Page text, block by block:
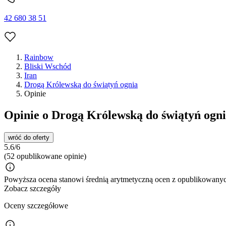
42 680 38 51
Rainbow
Bliski Wschód
Iran
Drogą Królewską do świątyń ognia
Opinie
Opinie o Drogą Królewską do świątyń
wróć do oferty
5.6/6
(52 opublikowane opinie)
Powyższa ocena stanowi średnią arytmetyczną ocen z
Zobacz szczegóły
Oceny szczegółowe